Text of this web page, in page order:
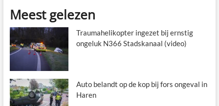
Meest gelezen
Traumahelikopter ingezet bij ernstig
ongeluk N366 Stadskanaal (video)
Auto belandt op de kop bij fors ongeval in
Haren